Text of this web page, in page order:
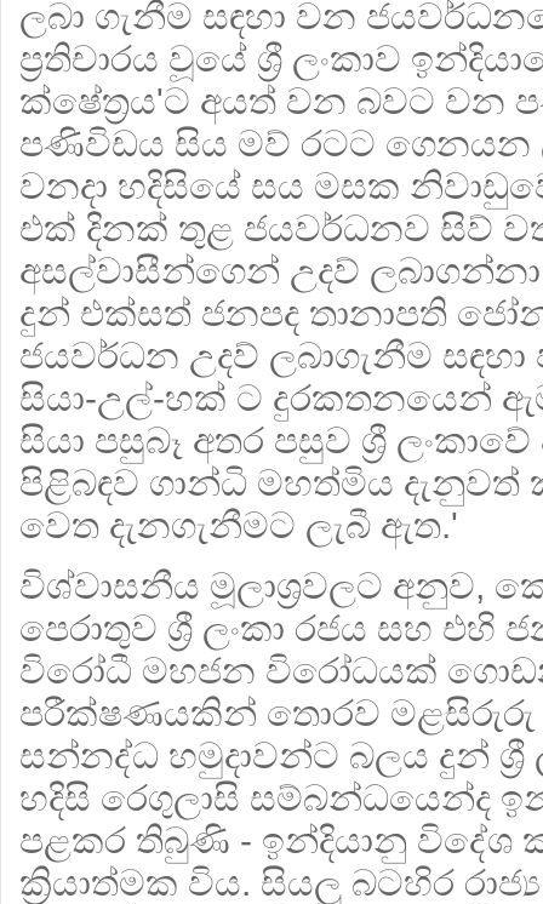
ලබා ගැනීම සඳහා වන
ප්‍රතිචාරය වූයේ ශ්‍රී ලංකාව
ක්ෂේත්‍රය'ට අයත් වන බවට වන
පණිවිඩය සිය මව් රටට ගෙනයන
වනදා හදිසියේ සය මසක
එක් දිනක් තුළ ජයවර්ධනව සිව්
අසල්වාසීන්ගෙන් උදව්
දුන් එක්සත් ජනපද තානාපති
ජයවර්ධන උදව් ලබාගැනීම
සියා-උල්-හක් ට දුරකතනයෙන්
සියා පසුබෑ අතර පසුව ශ්‍රී
පිළිබඳව ගාන්ධි මහත්මිය
වෙත දැනගැනීමට ලැබී ඇත.'
විශ්වාසනීය මූලාශ්‍රවලට අනුව,
පෙරාතුව ශ්‍රී ලංකා රජය සහ එහි
විරෝධී මහජන විරෝධයක්
පරීක්ෂණයකින් තොරව මළසිරුරු
සන්නද්ධ හමුදාවන්ට බලය දුන් ශ්‍රී
හදිසි රෙගුලාසි සම්බන්ධයෙන්ද
පළකර තිබුණි - ඉන්දියානු විදේශ
ක්‍රියාත්මක විය. සියලු බටහිර